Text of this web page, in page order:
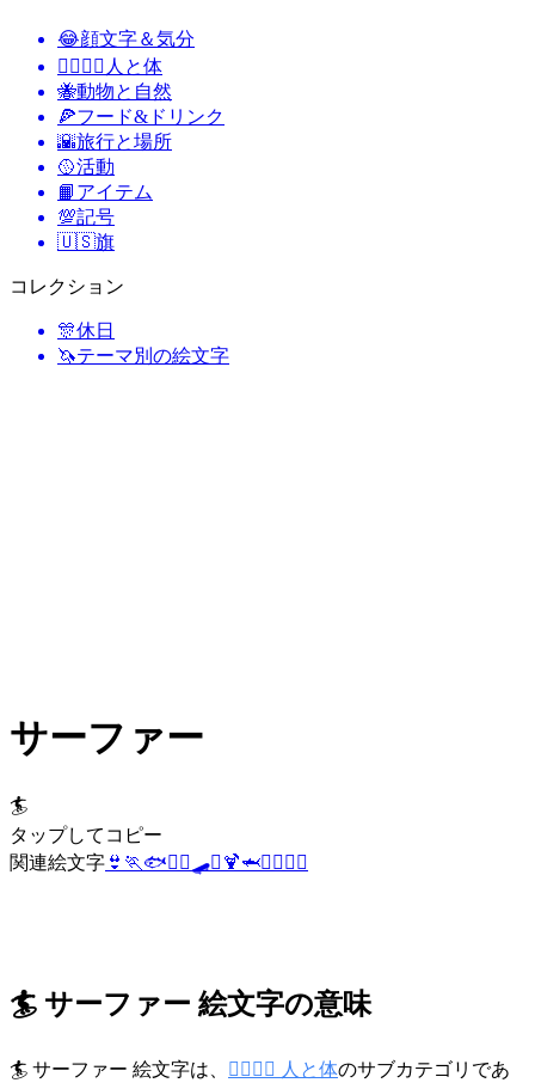
😂顔文字＆気分
👩‍❤️‍💋‍👨 人と体
🐝動物と自然
🍕フード&ドリンク
🌇旅行と場所
🥎活動
📙 アイテム
💯記号
🇺🇸旗
コレクション
🎊休日
🦄テーマ別の絵文字
サーファー
🏄
タップしてコピー
関連絵文字 👙 🏃 🐟🏄‍♀️ 🛹⛵ 🍹🦈🏄‍♂️ 👳‍♂️
🏄 サーファー 絵文字の意味
🏄 サーファー 絵文字は、 👩‍❤️‍💋‍👨 人と体のサブカテゴリであ